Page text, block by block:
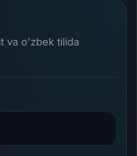
va o'zbek tilida